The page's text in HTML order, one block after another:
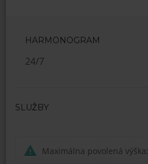
HARMONOGRAM
24/7
SLUŽBY
Maximálna povolená výška: